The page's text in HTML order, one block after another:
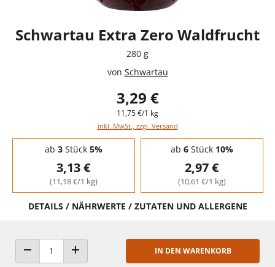
Schwartau Extra Zero Waldfrucht
280 g
von Schwartau
3,29 €
11,75 €/1 kg
inkl. MwSt., zzgl. Versand
Staffelpreise - Mengenrabatt
ab 3Stück 5%
3,13 €
(11,18 €/1 kg)
ab 6Stück 10%
2,97 €
(10,61 €/1 kg)
DETAILS / NÄHRWERTE / ZUTATEN UND ALLERGENE
ANZAHL VERRINGERNANZAHL ERHÖHEN
IN DEN WARENKORB